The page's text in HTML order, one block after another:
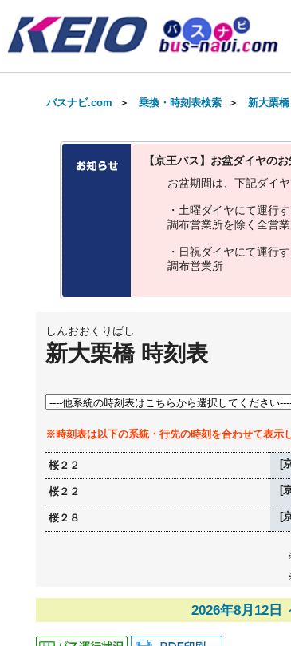
バスナビ.com ＞ 乗換・時刻表検索 ＞ 新大栗
【京王バス】お盆ダイヤの
お盆期間は 下記ダイヤ
・ 土曜ダイヤにて運行す
調布営業所を除 く 全営業
・ 日祝ダイヤにて運行す
調布営業所
しんおおくりばし
新大栗橋 時刻表
※時刻表は以下の系統・行先の時刻を合わせて表示
桜２２ [
桜２２ [
桜２８ [
2026年8月12日